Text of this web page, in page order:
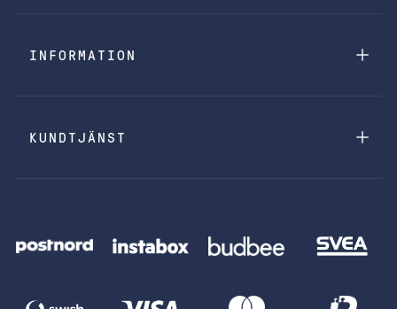
INFORMATION
KUNDTJÄNST